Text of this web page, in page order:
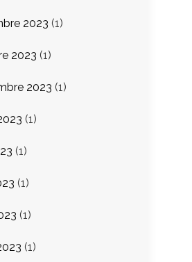
2023 (1)
2023 (1)
2023 (1)
(1)
(1)
(1)
(1)
(1)